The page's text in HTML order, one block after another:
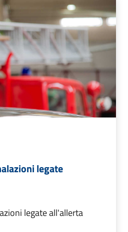
legate
legate all'allerta